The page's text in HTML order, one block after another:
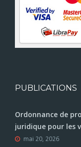
PUBLICATIONS
Ordonnance de
juridique pour les
mai 20, 2026